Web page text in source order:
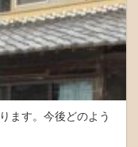
ます。今後どのよう